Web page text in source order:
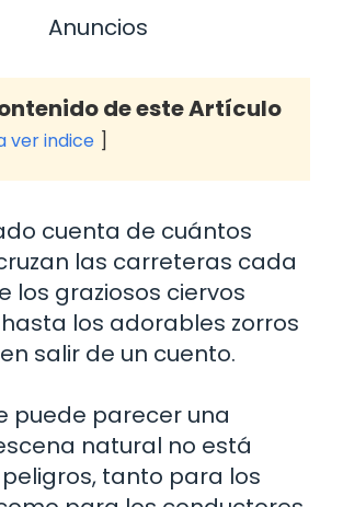
Anuncios
de este Artículo
ver indice
cuenta de cuántos
las carreteras cada
los graziosos ciervos
los adorables zorros
salir de un cuento.
puede parecer una
natural no está
tanto para los